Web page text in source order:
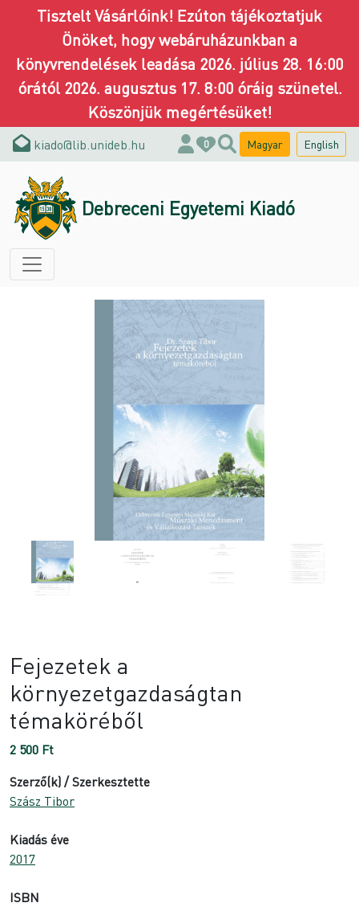
Tisztelt Vásárlóink! Ezúton tájékoztatjuk
Önöket, hogy webáruházunkban a
könyvrendelések leadása 2026. július 28. 16:00
órától 2026. augusztus 17. 8:00 óráig szünetel.
Köszönjük megértésüket!
kiado@lib.unideb.hu 0 Magyar English
Debreceni Egyetemi Kiadó
Fejezetek a
környezetgazdaságtan
témaköréből
2 500 Ft
Szerző(k) / Szerkesztette
Szász Tibor
Kiadás éve
2017
ISBN